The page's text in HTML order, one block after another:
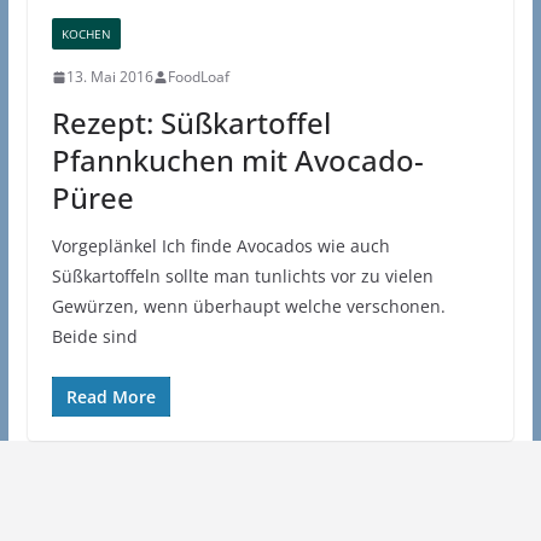
KOCHEN
13. Mai 2016 FoodLoaf
Rezept: Süßkartoffel
Pfannkuchen mit Avocado-
Püree
Vorgeplänkel Ich finde Avocados wie auch
Süßkartoffeln sollte man tunlichts vor zu vielen
Gewürzen, wenn überhaupt welche verschonen.
Beide sind
Read More